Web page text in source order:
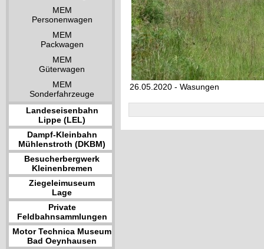
MEM
Personenwagen
MEM
Packwagen
MEM
Güterwagen
MEM
Sonderfahrzeuge
Landeseisenbahn
Lippe (LEL)
Dampf-Kleinbahn
Mühlenstroth (DKBM)
Besucherbergwerk
Kleinenbremen
Ziegeleimuseum
Lage
Private
Feldbahnsammlungen
Motor Technica Museum
Bad Oeynhausen
26.05.2020 - Wasungen